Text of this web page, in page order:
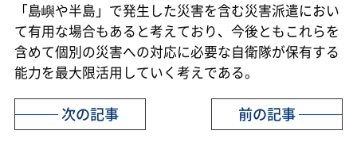
「島嶼や半島」で発生した災害を含む災害派遣におい
て有用な場合もあると考えており、今後ともこれらを
含めて個別の災害への対応に必要な自衛隊が保有する
能力を最大限活用していく考えである。
前の記事
次の記事